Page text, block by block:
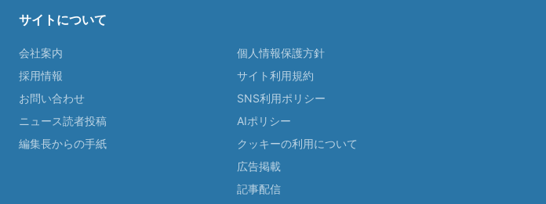
サイトについて
会社案内
採用情報
お問い合わせ
ニュース読者投稿
編集長からの手紙
個人情報保護方針
サイト利用規約
SNS利用ポリシー
AIポリシー
クッキーの利用について
広告掲載
記事配信